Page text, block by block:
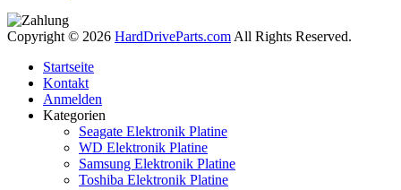
Copyright © 2026 HardDriveParts.com All Rights Reserved.
Startseite
Kontakt
Anmelden
Kategorien
Seagate Elektronik Platine
WD Elektronik Platine
Samsung Elektronik Platine
Toshiba Elektronik Platine